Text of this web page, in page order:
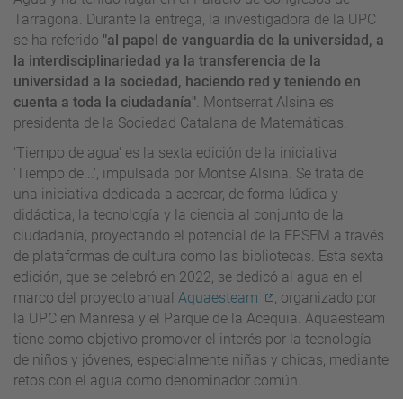
Tarragona. Durante la entrega, la investigadora de la UPC
se ha referido "al papel de vanguardia de la universidad, a
la interdisciplinariedad ya la transferencia de la
universidad a la sociedad, haciendo red y teniendo en
cuenta a toda la ciudadanía". Montserrat Alsina es
presidenta de la Sociedad Catalana de Matemáticas.
'Tiempo de agua' es la sexta edición de la iniciativa
'Tiempo de...', impulsada por Montse Alsina. Se trata de
una iniciativa dedicada a acercar, de forma lúdica y
didáctica, la tecnología y la ciencia al conjunto de la
ciudadanía, proyectando el potencial de la EPSEM a través
de plataformas de cultura como las bibliotecas. Esta sexta
edición, que se celebró en 2022, se dedicó al agua en el
marco del proyecto anual Aquaesteam
, organizado por
la UPC en Manresa y el Parque de la Acequia. Aquaesteam
tiene como objetivo promover el interés por la tecnología
de niños y jóvenes, especialmente niñas y chicas, mediante
retos con el agua como denominador común.